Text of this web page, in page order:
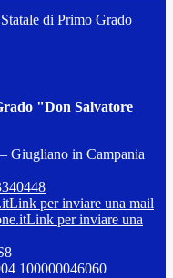
di Primo Grado
"Don Salvatore
Giugliano in Campania
Link per inviare una mail
Link per inviare una
100000046060